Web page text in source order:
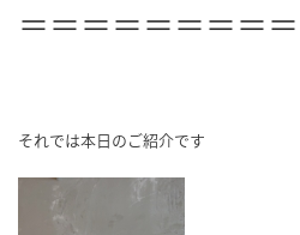
＝＝＝＝＝＝＝＝
それでは本日のご紹介です